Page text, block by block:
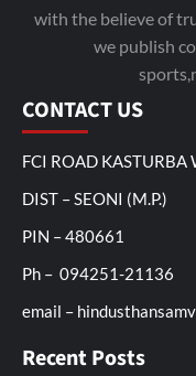
with the believe of
we publish
CONTACT US
FCI ROAD KASTURBA
DIST – SEONI (M.P.)
PIN – 480661
Ph – 094251-21136
email –
Recent Posts